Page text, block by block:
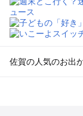
佐賀の人気のお出